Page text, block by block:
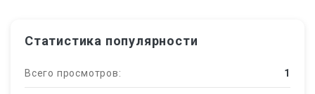
Статистика популярности
Всего просмотров: 1